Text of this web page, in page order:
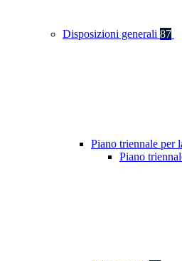
Disposizioni generali 87
Piano triennale per
Piano